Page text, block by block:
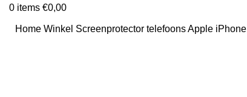
0 items €0,00
Home Winkel Screenprotector telefoonsApple